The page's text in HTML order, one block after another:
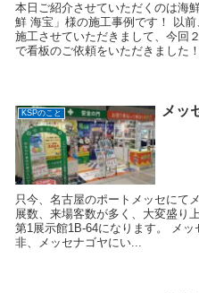
本日ご紹介させていただくのは海
鮮 海宝」様の施工事例です！ 以
施工させていただきまして、今回
で看板のご依頼をいただきました
KSPのこと メッ
只今、名古屋のポートメッセにて
展数、来場客数が多く、大変盛り
第1展示館1B-64になります。 メ
非、メッセナゴヤにい...